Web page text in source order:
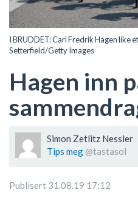
I BRUDDET: Carl Fredrik Hagen like
Setterfield/Getty Images
Hagen inn
Simon Zetlitz Nessler
Tips meg @tastasol
Publisert 31.08.19 17:12